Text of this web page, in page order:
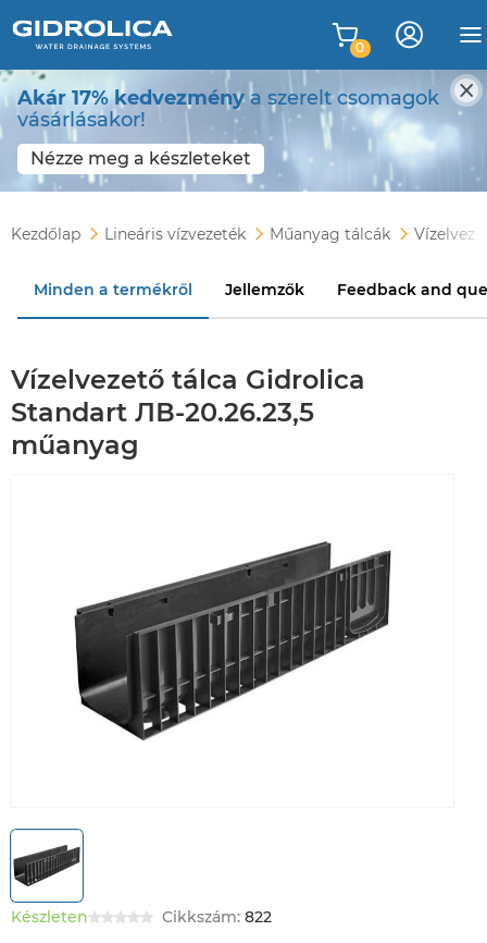
Akár 17% kedvezménya szerelt csomagok
vásárlásakor!
Nézze meg a készleteket
0
Kezdőlap Lineáris vízvezeték Műanyag tálcák
Minden a termékről Jellemzők Feedback and
Vízelvezető tálca Gidrolica
Standart ЛВ-20.26.23,5
műanyag
Készleten Cikkszám: 822